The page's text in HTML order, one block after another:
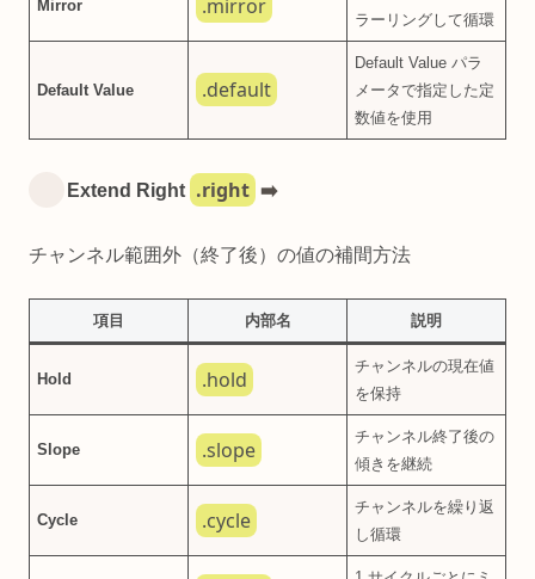
Mirror .mirror
ラーリングして循環
Default Value .default
Default Value パラ
メータで指定した定
数値を使用
Extend Right .right ➡️
チャンネル範囲外（終了後）の値の補間方法
項目 内部名 説明
Hold .hold
チャンネルの現在値
を保持
Slope .slope
チャンネル終了後の
傾きを継続
Cycle .cycle
チャンネルを繰り返
し循環